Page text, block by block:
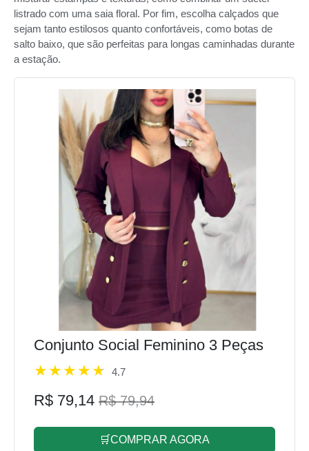
listrado com uma saia floral. Por fim, escolha calçados que
sejam tanto estilosos quanto confortáveis, como botas de
salto baixo, que são perfeitas para longas caminhadas durante
a estação.
Conjunto Social Feminino 3 Peças
4.7
R$ 79,14 R$ 79,94
🛒COMPRAR AGORA